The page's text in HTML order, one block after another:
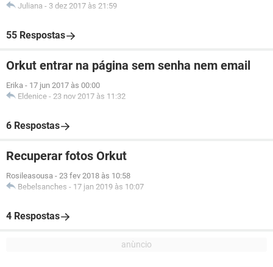
Juliana - 3 dez 2017 às 21:59
55 Respostas
Orkut entrar na página sem senha nem email
Erika - 17 jun 2017 às 00:00
Eldenice - 23 nov 2017 às 11:32
6 Respostas
Recuperar fotos Orkut
Rosileasousa - 23 fev 2018 às 10:58
Bebelsanches - 17 jan 2019 às 10:07
4 Respostas